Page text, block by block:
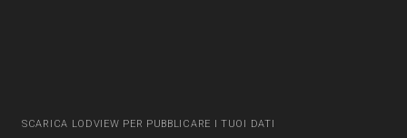
SCARICA LODVIEW PER PUBBLICARE I TUOI DATI